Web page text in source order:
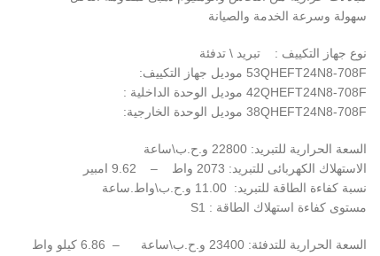
سهولة وسرعة الخدمة والصيانة
نوع جهاز التكييف : تبريد \ تدفئة
53QHEFT24N8-708F موديل جهاز التكييف:
42QHEFT24N8-708F موديل الوحدة الداخلية :
38QHEFT24N8-708F موديل الوحدة الخارجية:
السعة الحرارية للتبريد: 22800 و.ح.ب\ساعة
الاستهلاك الكهربائى للتبريد: 2073 واط – 9.62 امبير
نسبة كفاءة الطاقة للتبريد: 11.00 و.ح.ب\واط.ساعة
مستوى كفاءة استهلاك الطاقة : S1
السعة الحرارية للتدفئة: 23400 و.ح.ب\ساعة – 6.86 كيلو واط